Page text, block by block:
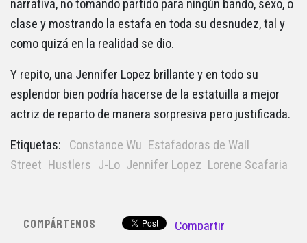
narrativa, no tomando partido para ningún bando, sexo, o
clase y mostrando la estafa en toda su desnudez, tal y
como quizá en la realidad se dio.
Y repito, una Jennifer Lopez brillante y en todo su
esplendor bien podría hacerse de la estatuilla a mejor
actriz de reparto de manera sorpresiva pero justificada.
Etiquetas: Constance Wu Estafadoras de Wall
Street Hustlers J-Lo Jennifer Lopez Lorene Scafaria
COMPÁRTENOS Compartir